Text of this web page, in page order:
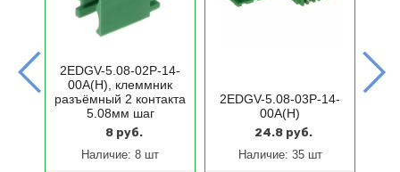
2EDGV-5.08-02P-14-
00A(H), клеммник
разъёмный 2 контакта
5.08мм шаг
8 руб.
Наличие: 8 шт
2EDGV-5.08-03P-14-
00A(H)
24.8 руб.
Наличие: 35 шт